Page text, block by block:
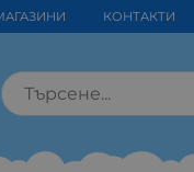
КОНТАКТИ